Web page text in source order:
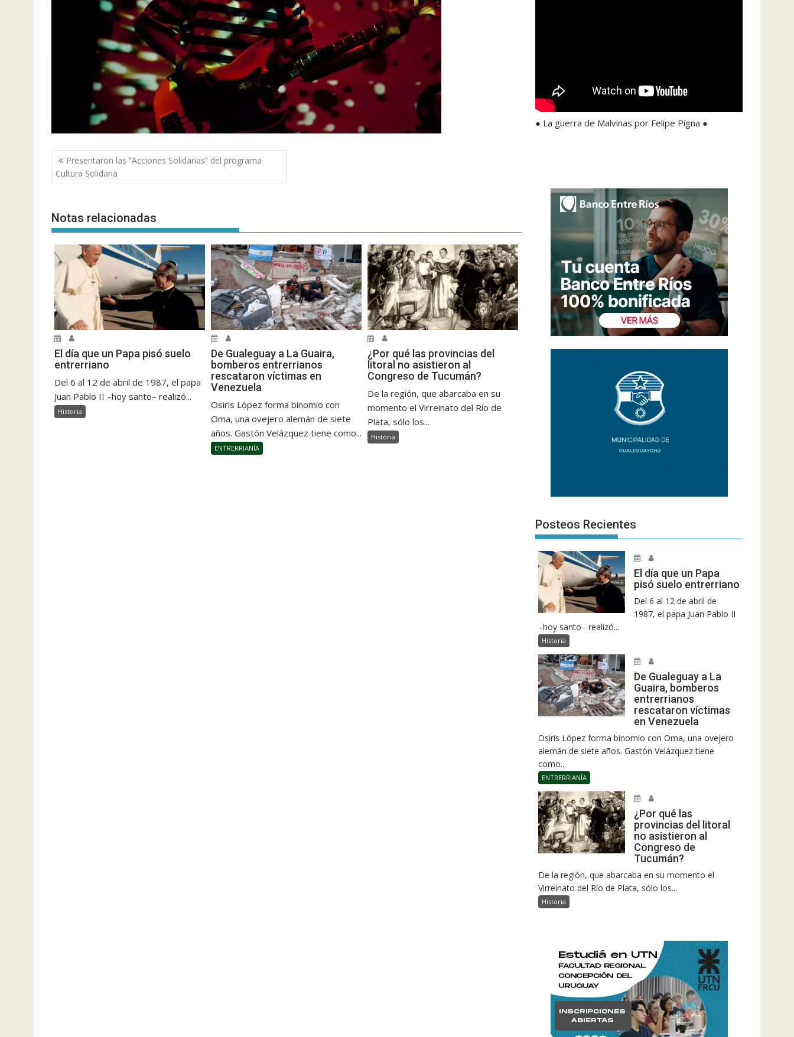
Navegación
de
entradas
Presentaron las “Acciones Solidarias” del programa
Cultura Solidaria
Notas relacionadas
El día que un Papa pisó suelo
entrerriano
Del 6 al 12 de abril de 1987, el papa
Juan Pablo II –hoy santo– realizó...
Historia
De Gualeguay a La Guaira,
bomberos entrerrianos
rescataron víctimas en
Venezuela
Osiris López forma binomio con
Oma, una ovejero alemán de siete
años. Gastón Velázquez tiene como...
ENTRERRIANÍA
¿Por qué las provincias del
litoral no asistieron al
Congreso de Tucumán?
De la región, que abarcaba en su
momento el Virreinato del Río de
Plata, sólo los...
Historia
● La guerra de Malvinas por Felipe Pigna ●
Posteos Recientes
El día que un Papa
pisó suelo entrerriano
Del 6 al 12 de abril de
1987, el papa Juan Pablo II
–hoy santo– realizó...
Historia
De Gualeguay a La
Guaira, bomberos
entrerrianos
rescataron víctimas
en Venezuela
Osiris López forma binomio con Oma, una ovejero
alemán de siete años. Gastón Velázquez tiene
como...
ENTRERRIANÍA
¿Por qué las
provincias del litoral
no asistieron al
Congreso de
Tucumán?
De la región, que abarcaba en su momento el
Virreinato del Río de Plata, sólo los...
Historia